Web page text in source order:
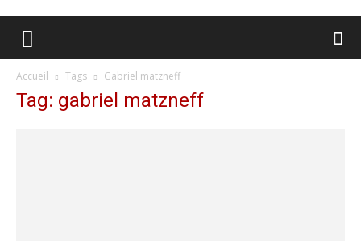
Accueil Tags Gabriel matzneff
Tag: gabriel matzneff